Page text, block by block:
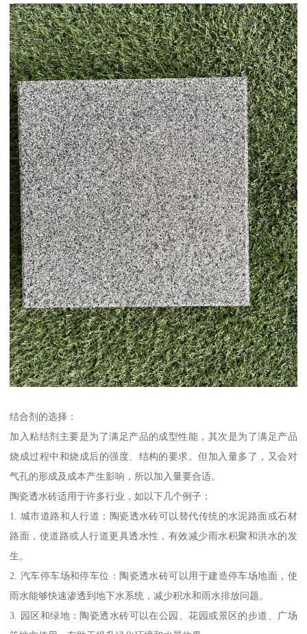
结合剂的选择：
加入粘结剂主要是为了满足产品的成型性能，其次是为了满足产品
烧成过程中和烧成后的强度、结构的要求。但加入量多了，又会对
气孔的形成及成本产生影响，所以加入量要合适。
陶瓷透水砖适用于许多行业，如以下几个例子：
1. 城市道路和人行道：陶瓷透水砖可以替代传统的水泥路面或石材
路面，使道路或人行道更具透水性，有效减少雨水积聚和洪水的发
生。
2. 汽车停车场和停车位：陶瓷透水砖可以用于建造停车场地面，使
雨水能够快速渗透到地下水系统，减少积水和雨水排放问题。
3. 园区和绿地：陶瓷透水砖可以在公园、花园或景区的步道、广场